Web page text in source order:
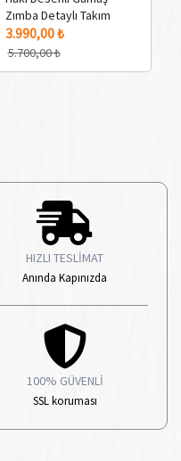
3 Adet Renk Seçeneği
Zımba Detaylı Takım
3.990,00 ₺
5.700,00 ₺
HIZLI TESLİMAT
Anında Kapınızda
100% GÜVENLİ
SSL koruması